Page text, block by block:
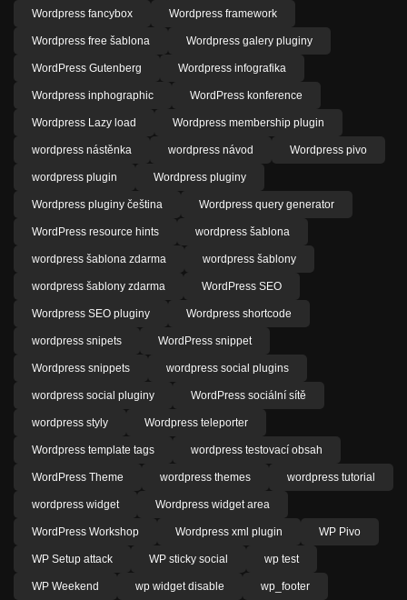
Wordpress fancybox Wordpress framework
Wordpress free šablona Wordpress galery pluginy
WordPress Gutenberg Wordpress infografika
Wordpress inphographic WordPress konference
Wordpress Lazy load Wordpress membership plugin
wordpress nástěnka wordpress návod Wordpress pivo
wordpress plugin Wordpress pluginy
Wordpress pluginy čeština Wordpress query generator
WordPress resource hints wordpress šablona
wordpress šablona zdarma wordpress šablony
wordpress šablony zdarma WordPress SEO
Wordpress SEO pluginy Wordpress shortcode
wordpress snipets WordPress snippet
Wordpress snippets wordpress social plugins
wordpress social pluginy WordPress sociální sítě
wordpress styly Wordpress teleporter
Wordpress template tags wordpress testovací obsah
WordPress Theme wordpress themes wordpress tutorial
wordpress widget Wordpress widget area
WordPress Workshop Wordpress xml plugin WP Pivo
WP Setup attack WP sticky social wp test
WP Weekend wp widget disable wp_footer